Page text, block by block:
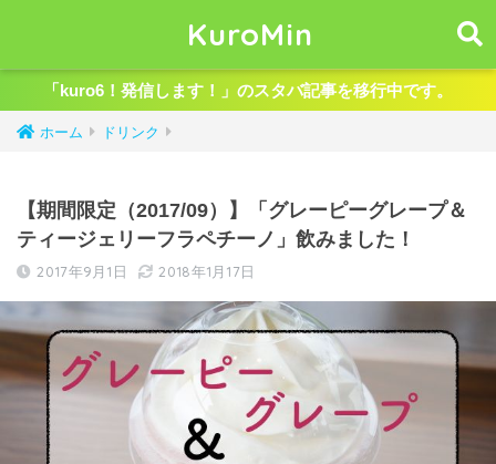
KuroMin
「kuro6！発信します！」のスタバ記事を移行中です。
ホーム ドリンク
【期間限定（2017/09）】「グレーピーグレープ＆
ティージェリーフラペチーノ」飲みました！
2017年9月1日 2018年1月17日